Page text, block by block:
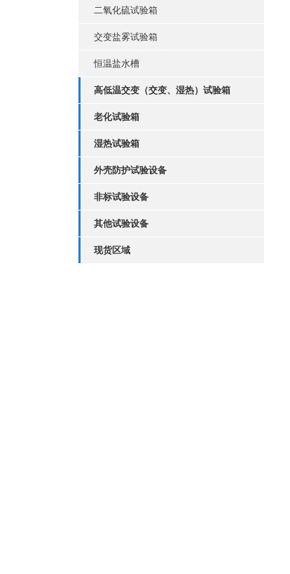
二氧化硫试验箱
交变盐雾试验箱
恒温盐水槽
高低温交变（交变、湿热）试验箱
老化试验箱
湿热试验箱
外壳防护试验设备
非标试验设备
其他试验设备
现货区域